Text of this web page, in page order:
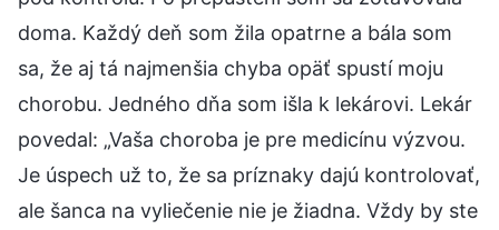
doma. Každý deň som žila opatrne a bála som
sa, že aj tá najmenšia chyba opäť spustí moju
chorobu. Jedného dňa som išla k lekárovi. Lekár
povedal: „Vaša choroba je pre medicínu výzvou.
Je úspech už to, že sa príznaky dajú kontrolovať,
ale šanca na vyliečenie nie je žiadna. Vždy by ste